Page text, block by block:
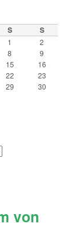
S S
1
2
8
9
15
16
22
23
29
30
von